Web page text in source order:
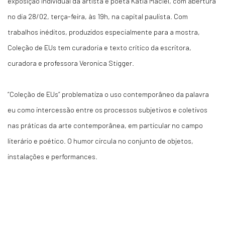
no dia 28/02, terça-feira, às 19h, na capital paulista. Com
trabalhos inéditos, produzidos especialmente para a mostra,
Coleção de EUs tem curadoria e texto crítico da escritora,
curadora e professora Veronica Stigger.
“Coleção de EUs” problematiza o uso contemporâneo da palavra
eu como intercessão entre os processos subjetivos e coletivos
nas práticas da arte contemporânea, em particular no campo
literário e poético. O humor circula no conjunto de objetos,
instalações e performances.